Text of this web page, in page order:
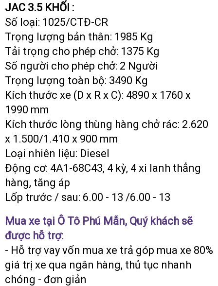
JAC 3.5 KHỐI :
Số loại: 1025/CTĐ-CR
Trọng lượng bản thân: 1985 Kg
Tải trọng cho phép chở: 1375 Kg
Số người cho phép chở: 2 Người
Trọng lượng toàn bộ: 3490 Kg
Kích thước xe (D x R x C): 4890 x 1760 x
1990 mm
Kích thước lòng thùng hàng chở rác: 2.620
x 1.500/1.410 x 900 mm
Loại nhiên liệu: Diesel
Động cơ: 4A1-68C43, 4 kỳ, 4 xi lanh thẳng
hàng, tăng áp
Lốp trước / sau: 6.00 - 13 /6.00 - 13
Mua xe tại Ô Tô Phú Mẫn, Quý khách sẽ
được hỗ trợ:
- Hỗ trợ vay vốn mua xe trả góp mua xe 80%
giá trị xe qua ngân hàng, thủ tục nhanh
chóng - đơn giản